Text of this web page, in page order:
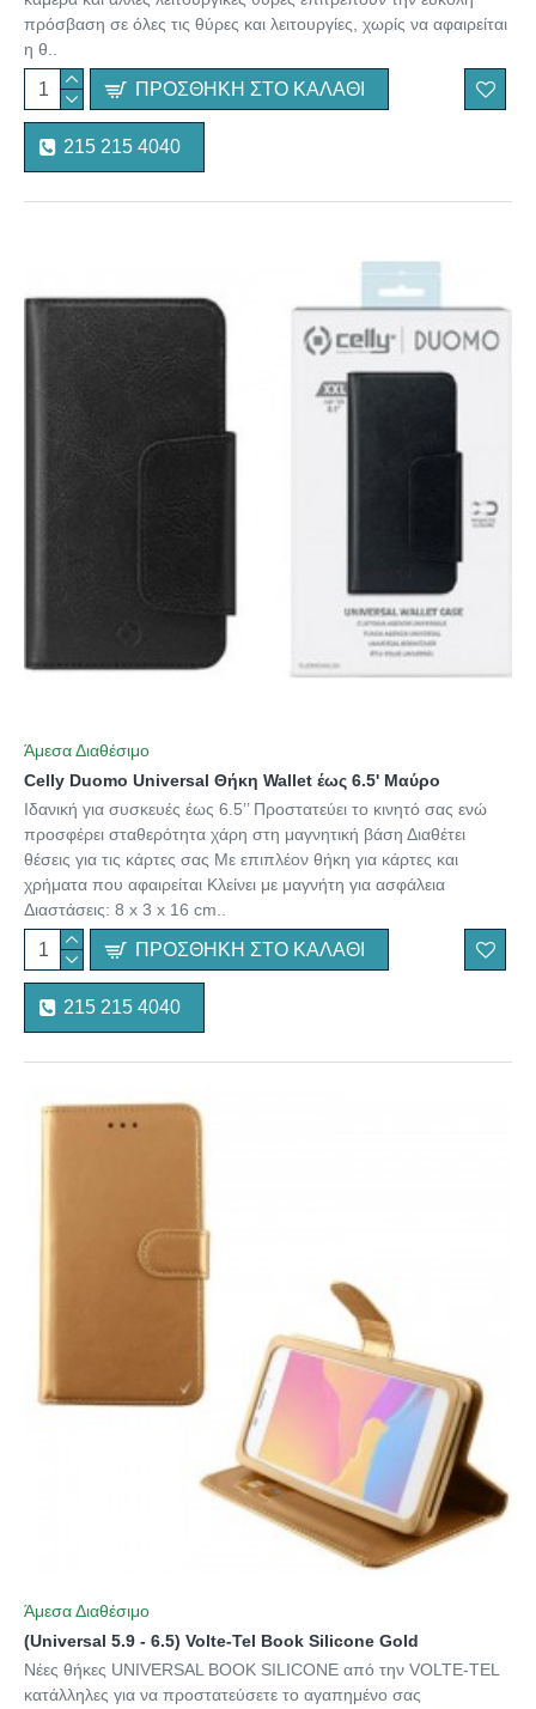
πρόσβαση σε όλες τις θύρες και λειτουργίες, χωρίς να αφαιρείται
η θ..
ΠΡΟΣΘΉΚΗ ΣΤΟ ΚΑΛΆΘΙ
215 215 4040
Άμεσα Διαθέσιμο
Celly Duomo Universal Θήκη Wallet έως 6.5' Μαύρο
Ιδανική για συσκευές έως 6.5’’ Προστατεύει το κινητό σας ενώ
προσφέρει σταθερότητα χάρη στη μαγνητική βάση Διαθέτει
θέσεις για τις κάρτες σας Με επιπλέον θήκη για κάρτες και
χρήματα που αφαιρείται Κλείνει με μαγνήτη για ασφάλεια
Διαστάσεις: 8 x 3 x 16 cm..
ΠΡΟΣΘΉΚΗ ΣΤΟ ΚΑΛΆΘΙ
215 215 4040
Άμεσα Διαθέσιμο
(Universal 5.9 - 6.5) Volte-Tel Book Silicone Gold
Νέες θήκες UNIVERSAL BOOK SILICONE από την VOLTE-TEL
κατάλληλες για να προστατεύσετε το αγαπημένο σας